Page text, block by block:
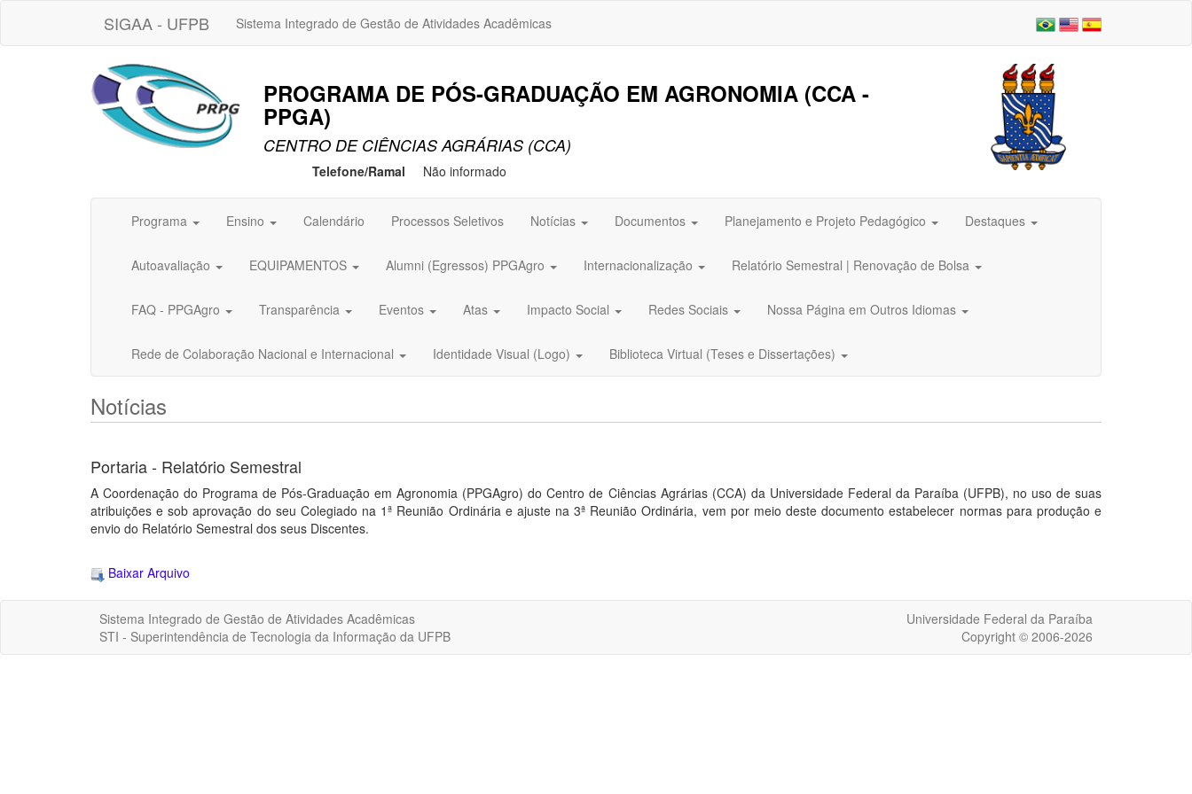
SIGAA - UFPB Sistema Integrado de Gestão de Atividades Acadêmicas
PROGRAMA DE PÓS-GRADUAÇÃO EM AGRONOMIA (CCA -
PPGA)
CENTRO DE CIÊNCIAS AGRÁRIAS (CCA)
Telefone/Ramal Não informado
Programa Ensino Calendário Processos Seletivos Notícias Documentos Planejamento e Projeto Pedagógico Destaques
Autoavaliação EQUIPAMENTOS Alumni (Egressos) PPGAgro Internacionalização Relatório Semestral | Renovação de Bolsa
FAQ - PPGAgro Transparência Eventos Atas Impacto Social Redes Sociais Nossa Página em Outros Idiomas
Rede de Colaboração Nacional e Internacional Identidade Visual (Logo) Biblioteca Virtual (Teses e Dissertações)
Notícias
Portaria - Relatório Semestral
A Coordenação do Programa de Pós-Graduação em Agronomia (PPGAgro) do Centro de Ciências Agrárias (CCA) da Universidade Federal da Paraíba (UFPB), no uso de suas
atribuições e sob aprovação do seu Colegiado na 1ª Reunião Ordinária e ajuste na 3ª Reunião Ordinária, vem por meio deste documento estabelecer normas para produção e
envio do Relatório Semestral dos seus Discentes.
Baixar Arquivo
Sistema Integrado de Gestão de Atividades Acadêmicas
STI - Superintendência de Tecnologia da Informação da UFPB
Universidade Federal da Paraíba
Copyright © 2006-2026